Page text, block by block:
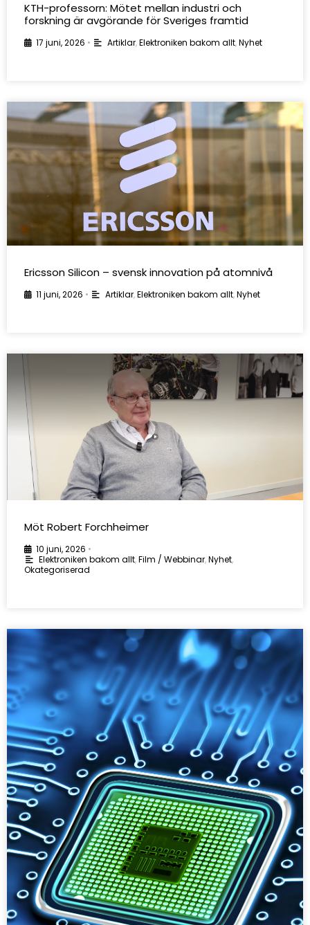
KTH-professorn: Mötet mellan industri och
forskning är avgörande för Sveriges framtid
17 juni, 2026 • Artiklar,Elektroniken bakom allt,Nyhet
Ericsson Silicon – svensk innovation på atomnivå
11 juni, 2026 • Artiklar,Elektroniken bakom allt,Nyhet
Möt Robert Forchheimer
10 juni, 2026 •
Elektroniken bakom allt,Film / Webbinar,Nyhet,
Okategoriserad